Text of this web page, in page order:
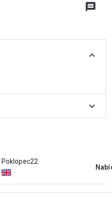
message
expand_more
expand_more
Poklopec22